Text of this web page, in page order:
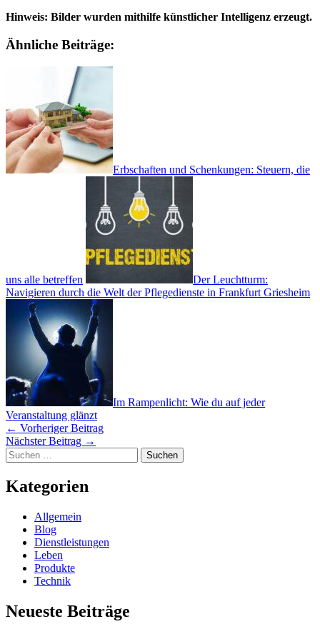
Hinweis: Bilder wurden mithilfe künstlicher Intelligenz erzeugt.
Ähnliche Beiträge:
Erbschaften und Schenkungen: Steuern, die
uns alle betreffen
Der Leuchtturm:
Navigieren durch die Welt der Pflegedienste in Frankfurt Griesheim
Im Rampenlicht: Wie du auf jeder
Veranstaltung glänzt
← Vorheriger Beitrag
Nächster Beitrag →
Suchen
nach:
Kategorien
Allgemein
Blog
Dienstleistungen
Leben
Produkte
Technik
Neueste Beiträge